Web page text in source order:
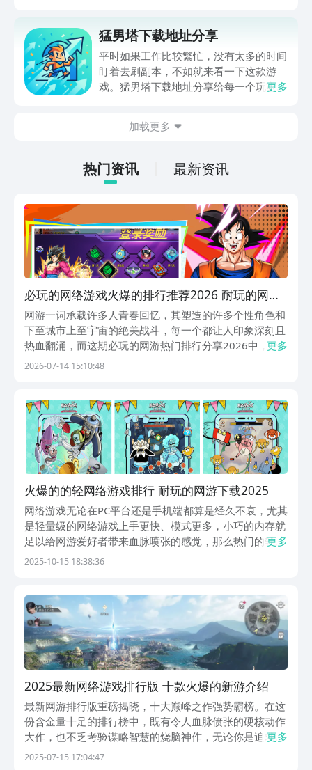
接就可以下载。游戏的上手门槛还是比较
低的，一只手就可以操控，很适合用来去
打发无聊的时间，可玩性真的比较高。
猛男塔下载地址分享
平时如果工作比较繁忙，没有太多的时间
盯着去刷副本，不如就来看一下这款游
戏。猛男塔下载地址分享给每一个玩家，
空余的时间就可以慢慢的养成角色，就很
一下。
更多
加载更多
热门资讯 最新资讯
必玩的网络游戏火爆的排行推荐2026 耐玩的网游
热门排行榜单
网游一词承载许多人青春回忆，其塑造的许多个性角色和
下至城市上至宇宙的绝美战斗，每一个都让人印象深刻且
热血翻涌，而这期必玩的网游热门排行分享2026中，小
编特别整理出从九游app中能下载的精品网游，九游隶属
更多
2026-07-14 15:10:48
火爆的的轻网络游戏排行 耐玩的网游下载2025
网络游戏无论在PC平台还是手机端都算是经久不衰，尤其
是轻量级的网络游戏上手更快、模式更多，小巧的内存就
足以给网游爱好者带来血脉喷张的感觉，那么热门的轻网
游排行情况怎么样?在下文中介绍的轻量级小型网游都蛮
员...
更多
2025-10-15 18:38:36
2025最新网络游戏排行版 十款火爆的新游介绍
最新网游排行版重磅揭晓，十大巅峰之作强势霸榜。在这
份含金量十足的排行榜中，既有令人血脉偾张的硬核动作
大作，也不乏考验谋略智慧的烧脑神作，无论你是追求肾
上腺素飙升的战斗狂人，还是偏爱步步为营的策略大师，
更多
2025-07-15 17:04:47